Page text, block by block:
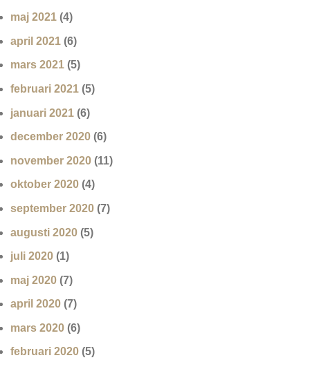
maj 2021 (4)
april 2021 (6)
mars 2021 (5)
februari 2021 (5)
januari 2021 (6)
december 2020 (6)
november 2020 (11)
oktober 2020 (4)
september 2020 (7)
augusti 2020 (5)
juli 2020 (1)
maj 2020 (7)
april 2020 (7)
mars 2020 (6)
februari 2020 (5)